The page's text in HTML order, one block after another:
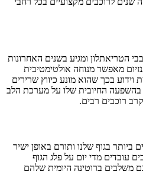
הטריאתלון ומגיע בשנים האחרונות
מאפשר מנוחה אולטימטיבית
בכך שהוא מונע כיווץ שרירים
החיובית שלו על מערכת הלב
רוכבים רבים.
ביותר בגוף שלנו ותורם באופן ישיר
עובדים מדי יום על פלג הגוף
משלבים ברוטינה היומית שלהם